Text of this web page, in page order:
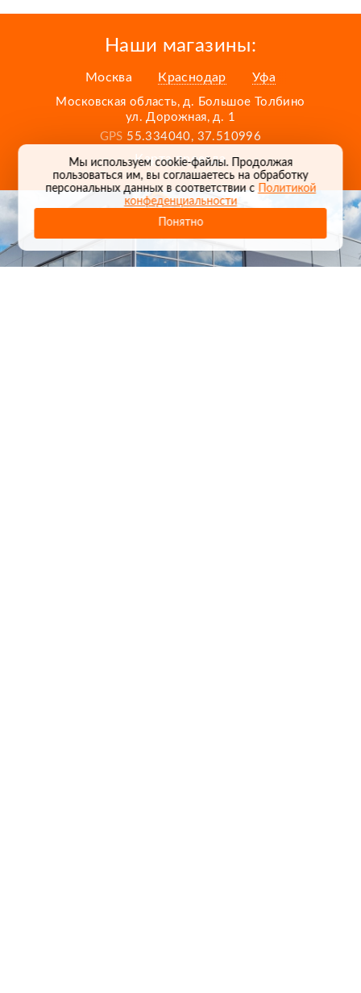
Наши магазины:
Москва Краснодар Уфа
Московская область, д. Большое Толбино
ул. Дорожная, д. 1
GPS 55.334040, 37.510996
Карта проезда
Мы используем cookie-файлы. Продолжая
пользоваться им, вы соглашаетесь на обработку
персональных данных в соответствии сПолитикой
конфеденциальности
Понятно